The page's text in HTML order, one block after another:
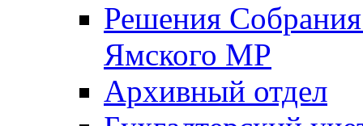
Решения
Ямского МР
Архивный отдел